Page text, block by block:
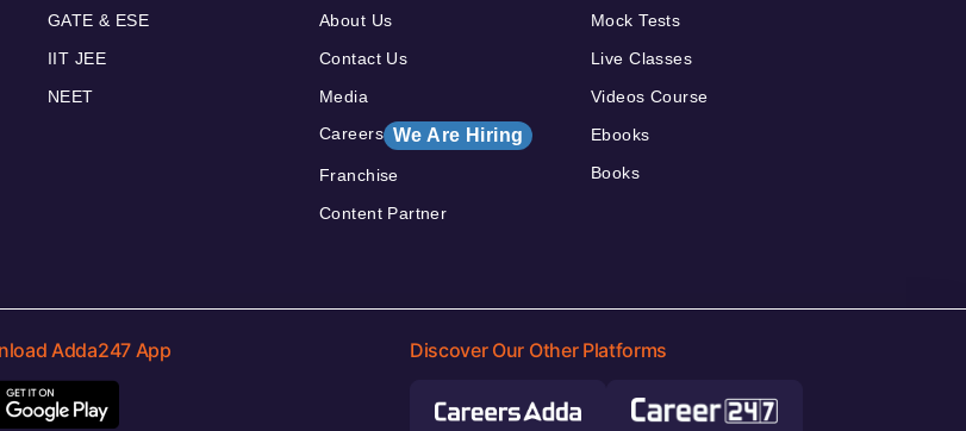
GATE & ESE
IIT JEE
NEET
About Us
Contact Us
Media
Careers We Are Hiring
Franchise
Content Partner
Mock Tests
Live Classes
Videos Course
Ebooks
Books
Adda247 App Discover Our Other Platforms